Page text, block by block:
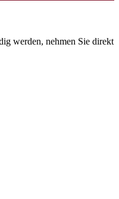
werden, nehmen Sie direkt